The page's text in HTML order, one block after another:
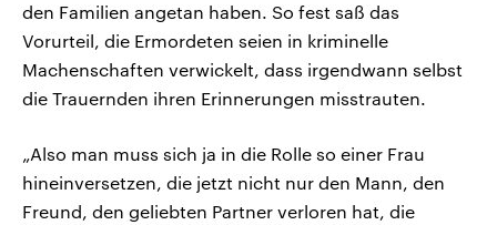
den Familien angetan haben. So fest saß das
Vorurteil, die Ermordeten seien in kriminelle
Machenschaften verwickelt, dass irgendwann selbst
die Trauernden ihren Erinnerungen misstrauten.
„Also man muss sich ja in die Rolle so einer Frau
hineinversetzen, die jetzt nicht nur den Mann, den
Freund, den geliebten Partner verloren hat, die